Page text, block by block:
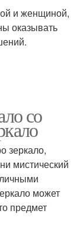
и женщиной,
оказывать
со
зеркало,
мистический
может
предмет